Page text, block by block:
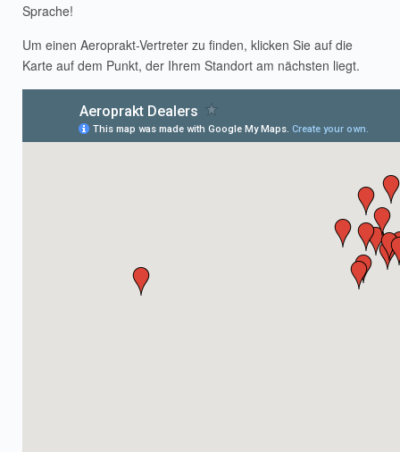
Sprache!
Um einen Aeroprakt-Vertreter zu finden, klicken Sie auf die
Karte auf dem Punkt, der Ihrem Standort am nächsten liegt.